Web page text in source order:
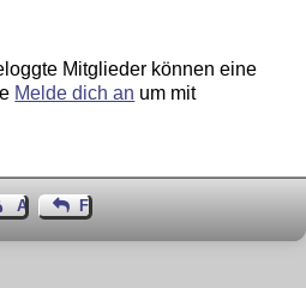
Mitglieder können eine
Melde dich an um mit
Autor kontaktieren
Feedback